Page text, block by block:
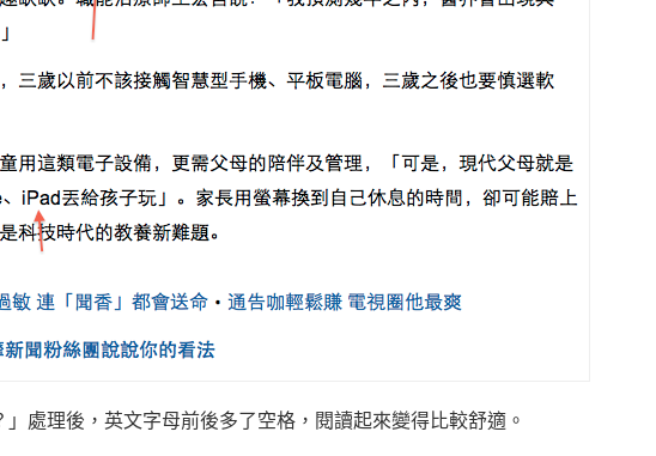
處理後，英文字母前後多了空格，閱讀起來變得比較舒適。